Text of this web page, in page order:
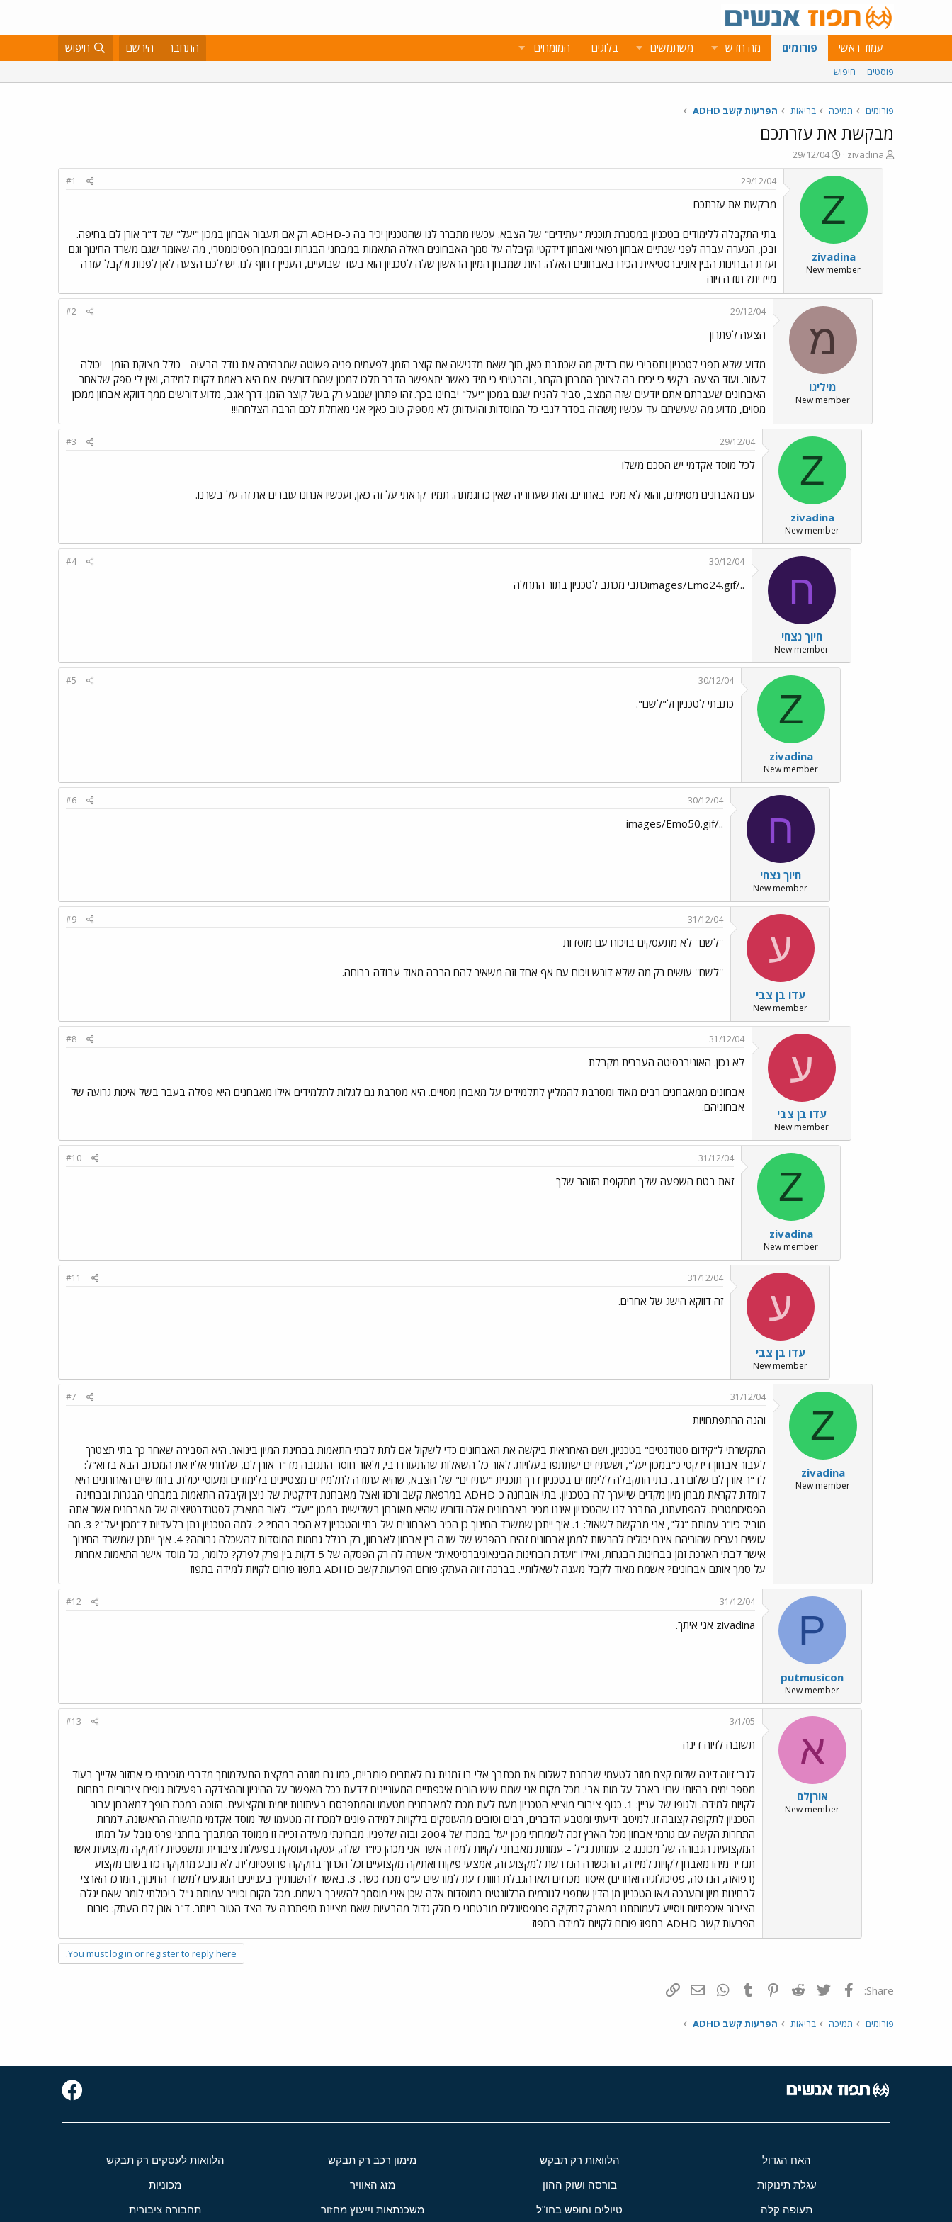
עמוד ראשי פורומים מה חדש משתמשים בלוגים המומחים התחבר הירשם חיפוש
פוסטים חיפוש
פורומים תמיכה בריאות הפרעות קשב ADHD
מבקשת את עזרתכם
פ
ו
zivadina
פ
ו
ר
ב
א
ר
י
29/12/04
Z
zivadina
New member
29/12/04
#1
מבקשת את עזרתכם
בתי התקבלה ללימודים בטכניון במסגרת תוכנית "עתידים" של הצבא. עכשיו מתברר לנו שהטכניון יכיר בה כ-ADHD רק אם תעבור אבחון במכון "יעל" של ד"ר אורן לם בחיפה.
ובכן, הנערה עברה לפני שנתיים אבחון רפואי ואבחון דידקטי וקיבלה על סמך האבחונים האלה התאמות במבחני הבגרות ובמבחן הפסיכומטרי, מה שאומר שגם משרד החינוך וגם
ועדת הבחינות הבין אוניברסטיאית הכירו באבחונים האלה. היות שמבחן המיון הראשון שלה לטכניון הוא בעוד שבועיים, העניין דחוף לנו. יש לכם הצעה לאן לפנות ולקבל עזרה
מיידית? תודה זיוה
מ
מיליגו
New member
29/12/04
#2
הצעה לפתרון
מדוע שלא תפני לטכניון ותסבירי שם בדיוק מה שכתבת כאן, תוך שאת מדגישה את קוצר הזמן. לפעמים פניה פשוטה שמבהירה את גודל הבעיה - כולל מצוקת הזמן - יכולה
לעזור. ועוד הצעה: בקשי כי יכירו בה לצורך המבחן הקרוב, והבטיחי כי מיד כאשר יתאפשר הדבר תלכו למכון שהם דורשים. אם היא באמת לקוית למידה, ואין לי ספק שלאחר
האבחונים שעברתם אתם יודעים שזה המצב, סביר להניח שגם במכון "יעל" יבחינו בכך. זהו פתרון שנובע רק בשל קוצר הזמן. דרך אגב, מדוע דורשים ממך דווקא אבחון ממכון
מסוים, מדוע מה שעשיתם עד עכשיו (ושהיה בסדר לגבי כל המוסדות והועדות) לא מספיק טוב כאן? אני מאחלת לכם הרבה הצלחה!!!
Z
zivadina
New member
29/12/04
#3
לכל מוסד אקדמי יש הסכם משלו
עם מאבחנים מסוימים, והוא לא מכיר באחרים. זאת שערוריה שאין כדוגמתה. תמיד קראתי על זה כאן, ועכשיו אנחנו עוברים את זה על בשרנו.
ח
חיוך נצחי
New member
30/12/04
#4
../images/Emo24.gifכתבי מכתב לטכניון בתור התחלה
Z
zivadina
New member
30/12/04
#5
כתבתי לטכניון ול"לשם".
ח
חיוך נצחי
New member
30/12/04
#6
../images/Emo50.gif
ע
עדו בן צבי
New member
31/12/04
#9
''לשם'' לא מתעסקים בויכוח עם מוסדות
''לשם'' עושים רק מה שלא דורש ויכוח עם אף אחד וזה משאיר להם הרבה מאוד עבודה ברוחה.
ע
עדו בן צבי
New member
31/12/04
#8
לא נכון. האוניברסיטה העברית מקבלת
אבחונים ממאבחנים רבים מאוד ומסרבת להמליץ לתלמידים על מאבחן מסויים. היא מסרבת גם לגלות לתלמידים אילו מאבחנים היא פסלה בעבר בשל איכות גרועה של
אבחוניהם.
Z
zivadina
New member
31/12/04
#10
זאת בטח השפעה שלך מתקופת הזוהר שלך
ע
עדו בן צבי
New member
31/12/04
#11
זה דווקא הישג של אחרים.
Z
zivadina
New member
31/12/04
#7
והנה ההתפתחויות
התקשרתי ל"קידום סטודנטים" בטכניון, ושם האחראית ביקשה את האבחונים כדי לשקול אם לתת לבתי התאמות בבחינת המיון בינואר. היא הסבירה שאחר כך בתי תצטרך
לעבור אבחון דידקטי כ"במכון יעל", ושעתידים ישתתפו בעלויות. לאור כל השאלות שהתעוררו בי, ולאור חוסר התגובה מד"ר אורן לם, שלחתי אליו את המכתב הבא בדוא"ל:
לד"ר אורן לם שלום רב. בתי התקבלה ללימודים בטכניון דרך תוכנית "עתידים" של הצבא, שהיא עתודה לתלמידים מצטיינים בלימודים ומעוטי יכולת. בחודשיים האחרונים היא
לומדת לקראת מבחן מיון מקדים שייערך לה בטכניון. בתי אובחנה כ-ADHD במרפאת קשב ורכוז ואצל מאבחנת דידקטית של ניצן וקיבלה התאמות במבחני הבגרות ובבחינה
הפסיכומטרית. להפתעתנו, התברר לנו שהטכניון איננו מכיר באבחונים אלה ודורש שהיא תאובחן בשלישית במכון "יעל". לאור המאבק לסטנדרטיזציה של מאבחנים אשר אתה
מוביל כיו"ר עמותת "גל", אני מבקשת לשאול: 1. איך ייתכן שמשרד החינוך כן הכיר באבחונים של בתי והטכניון לא הכיר בהם? 2. למה הטכניון נתן בלעדיות ל"מכון יעל"? 3. מה
עושים נערים שהוריהם אינם יכולים להרשות לממן אבחונים זהים בהפרש של שנה בין אבחון לאבחון, רק בגלל גחמות המוסדות להשכלה גבוהה? 4. איך ייתכן שמשרד החינוך
אישר לבתי הארכת זמן בבחינות הבגרות, ואילו "ועדת הבחינות הבינאוניברסיטאית" אשרה לה רק הפסקה של 5 דקות בין פרק לפרק? כלומר, כל מוסד אישר התאמות אחרות
על סמך אותם אבחונים? אשמח מאוד לקבל מענה לשאלותיי. בברכה זיוה העתק: פורום הפרעות קשב ADHD בתפוז פורום לקויות למידה בתפוז
P
putmusicon
New member
31/12/04
#12
zivadina אני איתך.
א
אורןלם
New member
3/1/05
#13
תשובה לזיוה דינה
לגב' זיוה דינה שלום קצת מוזר לטעמי שבחרת לשלוח את מכתבך אלי בו זמנית גם לאתרים פומביים, כמו גם מוזרה במקצת התעלמותך מדברי מזכירתי כי אחזור אלייך בעוד
מספר ימים בהיותי שרוי באבל על מות אבי. מכל מקום אני שמח שיש הורים איכפתיים המעוניינים לדעת ככל האפשר על ההיגיון וההצדקה בפעילות גופים ציבוריים בתחום
לקויות למידה. ולגופו של עניין: 1. כגוף ציבורי מוציא הטכניון מעת לעת מכרז למאבחנים מטעמו והמתפרסם בעיתונות יומית ומקצועית. הזוכה במכרז הופך למאבחן עבור
הטכניון לתקופה קצובה זו. למיטב ידיעתי ומטבע הדברים, רבים וטובים מהעוסקים בלקויות למידה פונים למכרז זה מטעמו של מוסד אקדמי מהשורה הראשונה. למרות
התחרות הקשה עם גורמי אבחון מכל הארץ זכה לשמחתי מכון יעל במכרז של 2004 ובזה שלפניו. מבחינתי מעידה זכייה זו ממוסד המתברך בחתני פרס נובל על רמתו
המקצועית הגבוהה של מכוננו. 2. עמותת ג"ל – עמותת מאבחני לקויות למידה אשר אני מכהן כיו"ר שלה, עסקה ועוסקת בפעילות ציבורית ומשפטית לחקיקה מקצועית אשר
תגדיר מיהו מאבחן לקויות למידה, ההכשרה הנדרשת למקצוע זה, אמצעי פיקוח ואתיקה מקצועיים וכל הכרוך בחקיקה פרופסיונלית. לא נובע מחקיקה כזו בשום מקצוע
(רפואה, הנדסה, פסיכולוגיה ואחרים) איסור מכרזים ו/או הגבלת חוות דעת למורשים ע"ס מכרז כשר. 3. באשר להשגותייך בעניינים הנוגעים למשרד החינוך, המרכז הארצי
לבחינות מיון והערכה ו/או הטכניון מן הדין שתפני לגורמים הרלוונטים במוסדות אלה שכן איני מוסמך להשיבך בשמם. מכל מקום וכיו"ר עמותת ג"ל ביכולתי לומר שאם יגלה
הציבור איכפתיות ויסייע לעמותתנו במאבק לחקיקה פרופסיונלית מובטחני כי חלק גדול מהבעיות שאת מציינת תיפתרנה על הצד הטוב ביותר. ד"ר אורן לם העתק: פורום
הפרעות קשב ADHD בתפוז פורום לקויות למידה בתפוז
You must log in or register to reply here.
Share: פייסבוק Twitter
Reddit
Pinterest
Tumblr
WhatsAppדואר אלקטרוני
פורומים תמיכה בריאות הפרעות קשב ADHD
האח הגדול הלוואות רק תבקש מימון רכב רק תבקש הלוואות לעסקים רק תבקש
עגלת תינוקות בורסה ושוק ההון מזג האוויר מכוניות
תעופה קלה טיולים וחופש בחו"ל משכנתאות וייעוץ מחזור תחבורה ציבורית